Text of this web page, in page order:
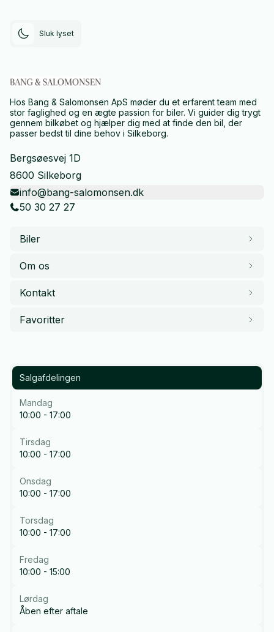
Sluk lyset
Hos Bang & Salomonsen ApS møder du et erfarent team med
stor faglighed og en ægte passion for biler. Vi guider dig trygt
gennem bilkøbet og hjælper dig med at finde den bil, der
passer bedst til dine behov i Silkeborg.
Bergsøesvej 1D
8600 Silkeborg
info@bang-salomonsen.dk
50 30 27 27
Biler
Om os
Kontakt
Favoritter
Salgafdelingen
Mandag
10:00 - 17:00
Tirsdag
10:00 - 17:00
Onsdag
10:00 - 17:00
Torsdag
10:00 - 17:00
Fredag
10:00 - 15:00
Lørdag
Åben efter aftale